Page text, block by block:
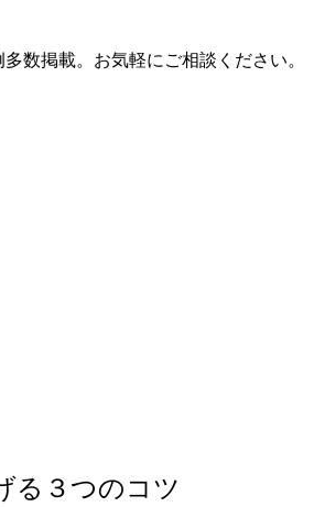
数掲載。お気軽にご相談ください。
る３つのコツ